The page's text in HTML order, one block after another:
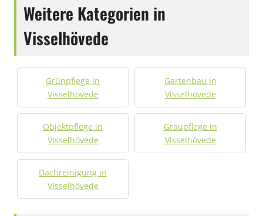
Weitere Kategorien in
Visselhövede
Grünpflege in
Visselhövede
Gartenbau in
Visselhövede
Objektpflege in
Visselhövede
Graupflege in
Visselhövede
Dachreinigung in
Visselhövede